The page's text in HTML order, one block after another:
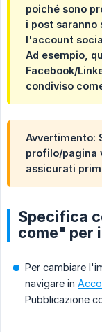
poiché sono
i post saranno
l'account
Ad esempio,
Facebook/
condiviso
Avvertimento:
profilo/pagina
assicurati
Specifica
come" per
Per cambiare
navigare in
Pubblicazione